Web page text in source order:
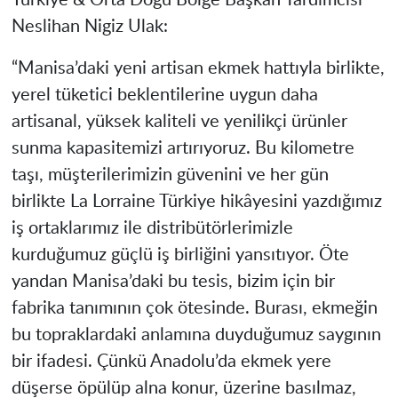
Neslihan Nigiz Ulak:
“Manisa’daki yeni artisan ekmek hattıyla birlikte,
yerel tüketici beklentilerine uygun daha
artisanal, yüksek kaliteli ve yenilikçi ürünler
sunma kapasitemizi artırıyoruz. Bu kilometre
taşı, müşterilerimizin güvenini ve her gün
birlikte La Lorraine Türkiye hikâyesini yazdığımız
iş ortaklarımız ile distribütörlerimizle
kurduğumuz güçlü iş birliğini yansıtıyor. Öte
yandan Manisa’daki bu tesis, bizim için bir
fabrika tanımının çok ötesinde. Burası, ekmeğin
bu topraklardaki anlamına duyduğumuz saygının
bir ifadesi. Çünkü Anadolu’da ekmek yere
düşerse öpülüp alna konur, üzerine basılmaz,